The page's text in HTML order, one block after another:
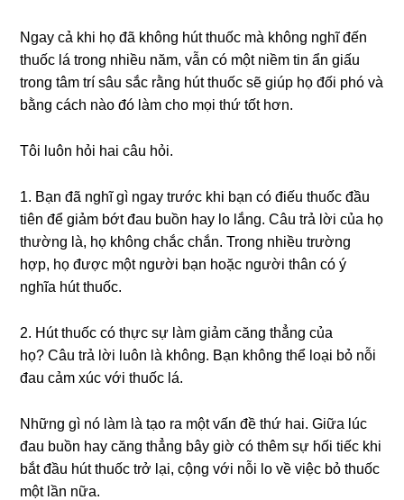
Ngay cả khi họ đã không hút thuốc mà không nghĩ đến
thuốc lá trong nhiều năm, vẫn có một niềm tin ẩn giấu
trong tâm trí sâu sắc rằng hút thuốc sẽ giúp họ đối phó và
bằng cách nào đó làm cho mọi thứ tốt hơn.
Tôi luôn hỏi hai câu hỏi.
1. Bạn đã nghĩ gì ngay trước khi bạn có điếu thuốc đầu
tiên để giảm bớt đau buồn hay lo lắng. Câu trả lời của họ
thường là, họ không chắc chắn. Trong nhiều trường
hợp, họ được một người bạn hoặc người thân có ý
nghĩa hút thuốc.
2. Hút thuốc có thực sự làm giảm căng thẳng của
họ? Câu trả lời luôn là không. Bạn không thể loại bỏ nỗi
đau cảm xúc với thuốc lá.
Những gì nó làm là tạo ra một vấn đề thứ hai. Giữa lúc
đau buồn hay căng thẳng bây giờ có thêm sự hối tiếc khi
bắt đầu hút thuốc trở lại, cộng với nỗi lo về việc bỏ thuốc
một lần nữa.